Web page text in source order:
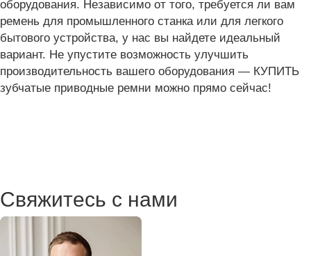
оборудования. Независимо от того, требуется ли вам
ремень для промышленного станка или для легкого
бытового устройства, у нас вы найдете идеальный
вариант. Не упустите возможность улучшить
производительность вашего оборудования — КУПИТЬ
зубчатые приводные ремни можно прямо сейчас!
Свяжитесь с нами